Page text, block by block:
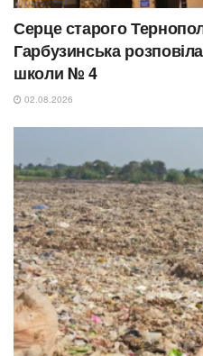
Серце старого
Гарбузинська
школи № 4
02.08.2026